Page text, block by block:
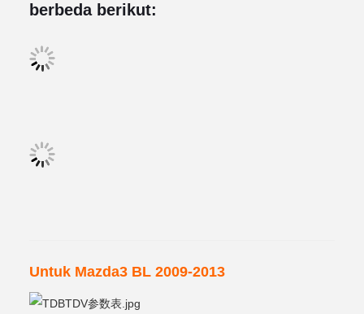
berbeda berikut:
Untuk Mazda3 BL 2009-2013